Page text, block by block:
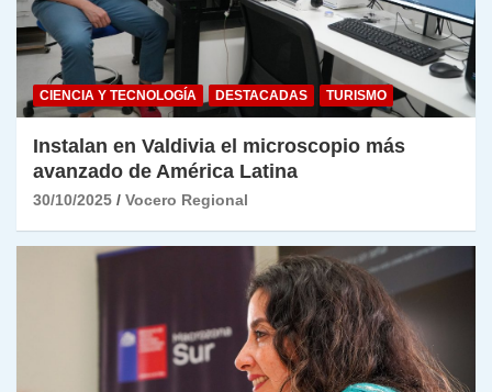
CIENCIA Y TECNOLOGÍA DESTACADAS TURISMO
Instalan en Valdivia el microscopio más
avanzado de América Latina
30/10/2025 Vocero Regional